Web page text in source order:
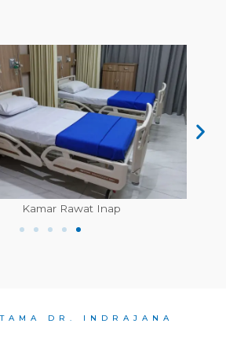
Kamar Rawat Inap
DR. INDRAJANA